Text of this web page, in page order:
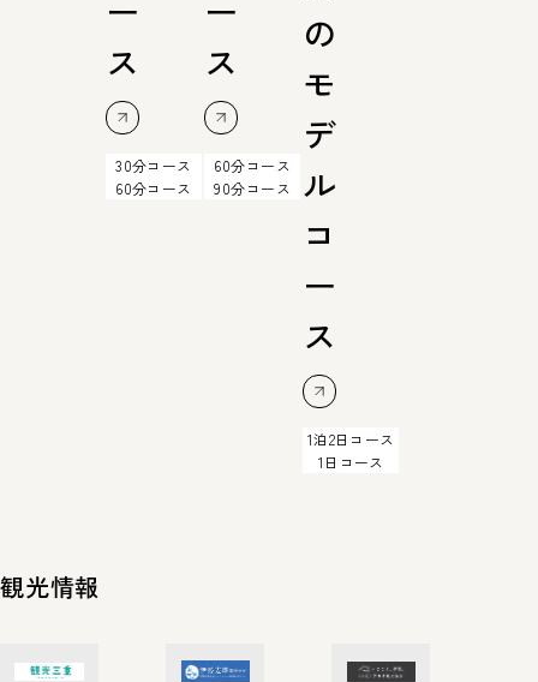
ー
ス
30分コース
60分コース
ー
ス
60分コース
90分コース
の
モ
デ
ル
コ
ー
ス
1泊2日コース
1日コース
観光情報